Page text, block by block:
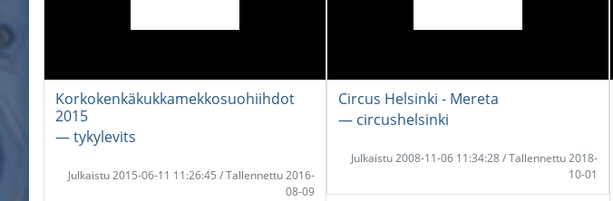
Korkokenkäkukkamekkosuohiihdot
2015
― tykylevits
Julkaistu 2015-06-11 11:26:45 / Tallennettu 2016-
08-09
Circus Helsinki - Mereta
― circushelsinki
Julkaistu 2008-11-06 11:34:28 / Tallennettu 2018-
10-01